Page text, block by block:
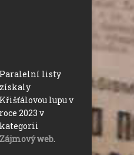
Paralelní listy
získaly
Křišťálovou lupu v
roce 2023 v
kategorii
Zájmový web.